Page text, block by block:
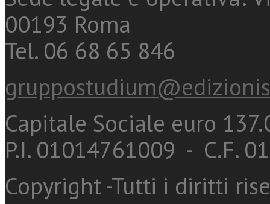
00193 Roma
Tel. 06 68 65 846
Capitale Sociale euro
P.I. 01014761009 - C.F.
Copyright -Tutti i diritti